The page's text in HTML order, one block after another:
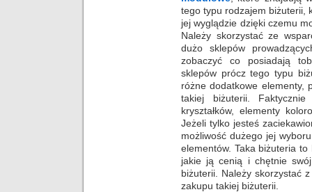
tego typu rodzajem biżuterii,
jej wyglądzie dzięki czemu
Należy skorzystać ze
dużo sklepów
zobaczyć co posiadają
sklepów prócz tego typu
różne dodatkowe elementy,
takiej biżuterii.
kryształków, elementy
Jeżeli tylko jesteś
możliwość dużego jej
elementów. Taka biżuteria
jakie ją cenią i chętnie
biżuterii. Należy skorzystać
zakupu takiej biżuterii.